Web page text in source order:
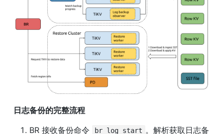
日志备份的完整流程
BR 接收备份命令
br log start 。解析获取日志备